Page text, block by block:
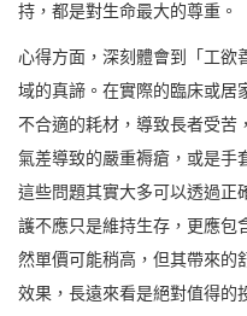
持，都是對生命最大的尊重。
心得方面，深刻體會到「工欲
域的真諦。在實際的臨床或居
不合適的耗材，導致長者受苦
氣差導致的嚴重褥瘡，或是手
這些問題其實大多可以透過正
護不應只是維持生存，更應包
然單價可能稍高，但其帶來的
效果，長遠來看是絕對值得的